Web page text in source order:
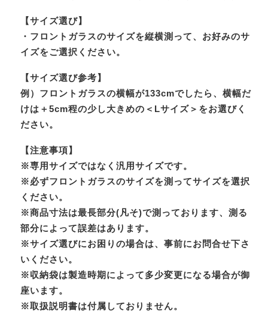
【サイズ選び】
・フロントガラスのサイズを縦横測って、お好みのサ
イズをご選択ください。
【サイズ選び参考】
例）フロントガラスの横幅が133cmでしたら、横幅だ
けは＋5cm程の少し大きめの＜Lサイズ＞をお選びく
ださい。
【注意事項】
※専用サイズではなく汎用サイズです。
※必ずフロントガラスのサイズを測ってサイズを選択
ください。
※商品寸法は最長部分(凡そ)で測っております、測る
部分によって誤差はあります。
※サイズ選びにお困りの場合は、事前にお問合せ下さ
いください。
※収納袋は製造時期によって多少変更になる場合が御
座います。
※取扱説明書は付属しておりません。